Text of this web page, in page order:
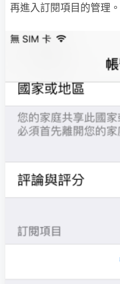
再進入訂閱項目的管理。